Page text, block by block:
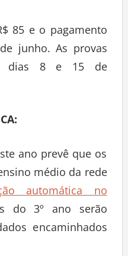
85 e o pagamento
junho. As provas
dias 8 e 15 de
ano prevê que os
médio da rede
automática no
do 3º ano serão
encaminhados